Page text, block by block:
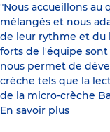
"Nous accueillons
mélangés et nous
de leur rythme et du
forts de l'équipe
nous permet de
crèche tels que la
de la micro-crèche
En savoir plus